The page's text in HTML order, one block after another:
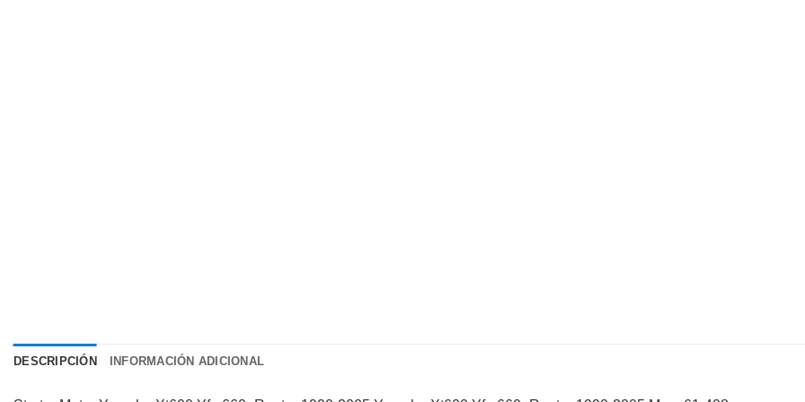
DESCRIPCIÓN INFORMACIÓN ADICIONAL